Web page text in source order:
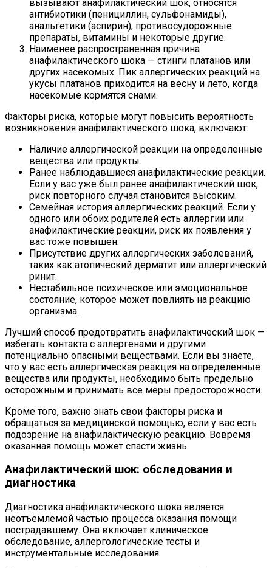
вызывают анафилактический шок, относятся
антибиотики (пенициллин, сульфонамиды),
анальгетики (аспирин), противосудорожные
препараты, витамины и некоторые другие.
Наименее распространенная причина
анафилактического шока — стинги платанов или
других насекомых. Пик аллергических реакций на
укусы платанов приходится на весну и лето, когда
насекомые кормятся снами.
Факторы риска, которые могут повысить вероятность
возникновения анафилактического шока, включают:
Наличие аллергической реакции на определенные
вещества или продукты.
Ранее наблюдавшиеся анафилактические реакции.
Если у вас уже был ранее анафилактический шок,
риск повторного случая становится высоким.
Семейная история аллергических реакций. Если у
одного или обоих родителей есть аллергии или
анафилактические реакции, риск их появления у
вас тоже повышен.
Присутствие других аллергических заболеваний,
таких как атопический дерматит или аллергический
ринит.
Нестабильное психическое или эмоциональное
состояние, которое может повлиять на реакцию
организма.
Лучший способ предотвратить анафилактический шок —
избегать контакта с аллергенами и другими
потенциально опасными веществами. Если вы знаете,
что у вас есть аллергическая реакция на определенные
вещества или продукты, необходимо быть предельно
осторожным и принимать все меры предосторожности.
Кроме того, важно знать свои факторы риска и
обращаться за медицинской помощью, если у вас есть
подозрение на анафилактическую реакцию. Вовремя
оказанная помощь может спасти жизнь.
Анафилактический шок: обследования и
диагностика
Диагностика анафилактического шока является
неотъемлемой частью процесса оказания помощи
пострадавшему. Она включает клиническое
обследование, аллергологические тесты и
инструментальные исследования.